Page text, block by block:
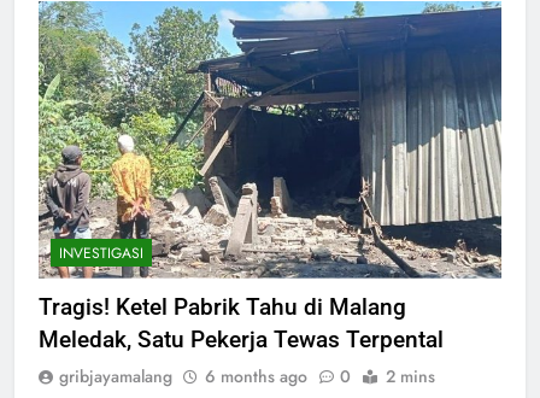
INVESTIGASI
Tragis! Ketel Pabrik Tahu di Malang
Meledak, Satu Pekerja Tewas Terpental
gribjayamalang 6 months ago 0 2 mins